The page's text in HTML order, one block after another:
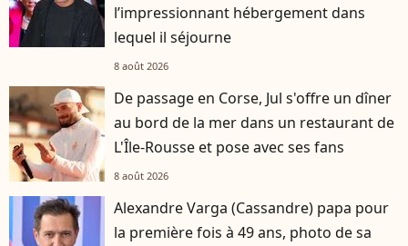
l’impressionnant hébergement dans
lequel il séjourne
8 août 2026
De passage en Corse, Jul s'offre un dîner
au bord de la mer dans un restaurant de
L'Île-Rousse et pose avec ses fans
8 août 2026
Alexandre Varga (Cassandre) papa pour
la première fois à 49 ans, photo de sa